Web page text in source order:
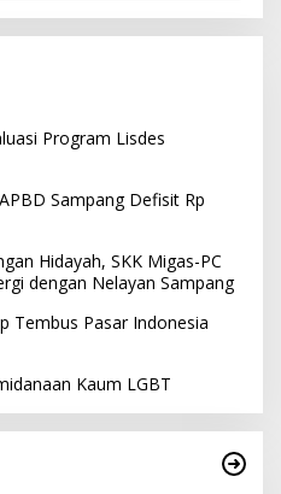
Program Lisdes
Sampang Defisit Rp
Hidayah, SKK Migas-PC
dengan Nelayan Sampang
Tembus Pasar Indonesia
Kaum LGBT